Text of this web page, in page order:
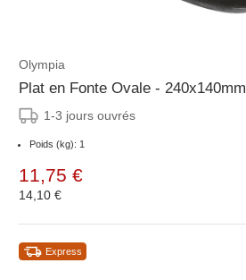
Olympia
Plat en Fonte Ovale - 240x140mm
1-3 jours ouvrés
Poids (kg): 1
11,75 €
14,10 €
Express